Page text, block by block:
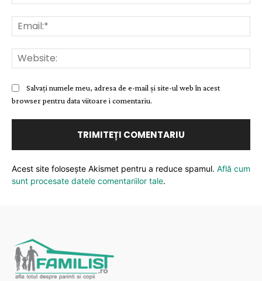
Salvați numele meu, adresa de e-mail și site-ul web în acest
browser pentru data viitoare i comentariu.
Acest site folosește Akismet pentru a reduce spamul. Află cum
sunt procesate datele comentariilor tale.